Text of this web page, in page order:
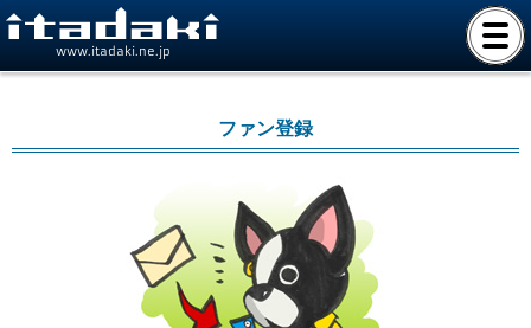
www.itadaki.ne.jp
ファン登録